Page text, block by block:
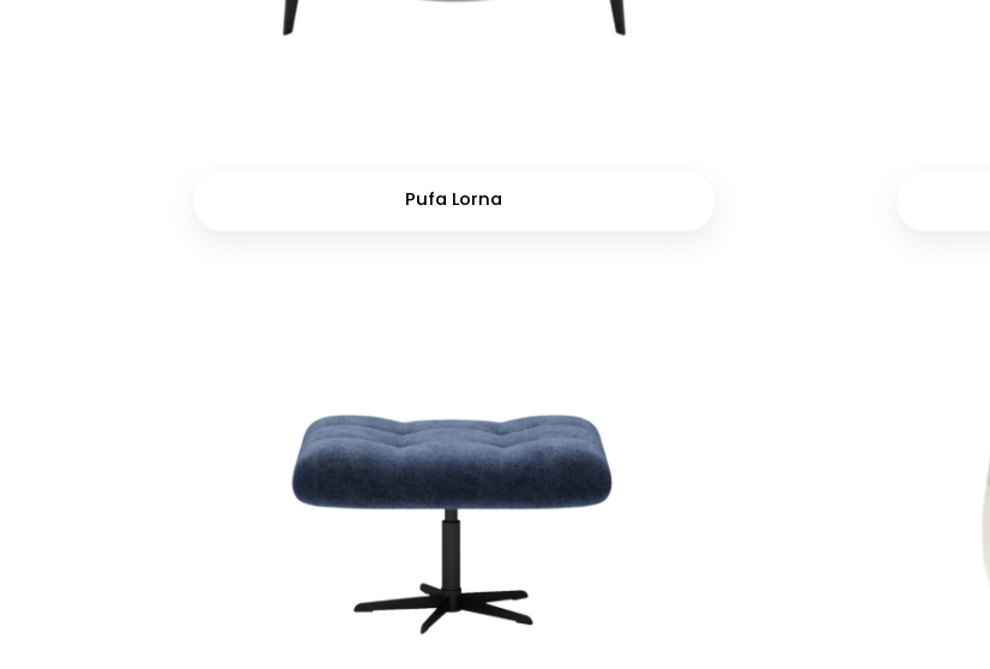
Pufa Lorna